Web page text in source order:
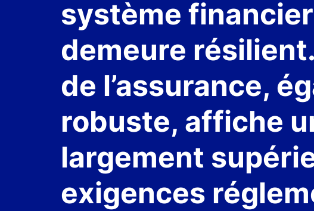
système
demeure
de l’assurance,
robuste, affiche
largement
exigences